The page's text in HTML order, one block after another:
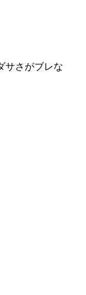
サさがブレな